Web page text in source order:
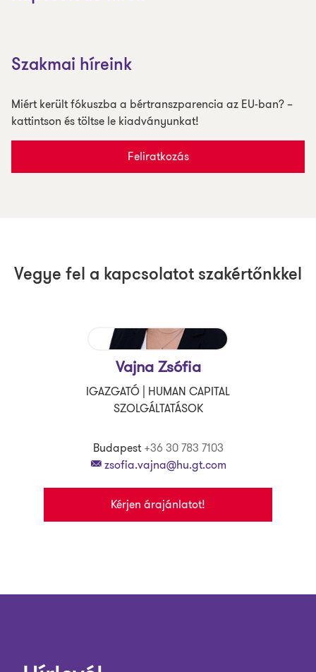
Szakmai híreink
Miért került fókuszba a bértranszparencia az EU-ban? –
kattintson és töltse le kiadványunkat!
Feliratkozás
Vegye fel a kapcsolatot szakértőnkkel
Vajna Zsófia
IGAZGATÓ | HUMAN CAPITAL
SZOLGÁLTATÁSOK
Budapest +36 30 783 7103
zsofia.vajna@hu.gt.com
Kérjen árajánlatot!